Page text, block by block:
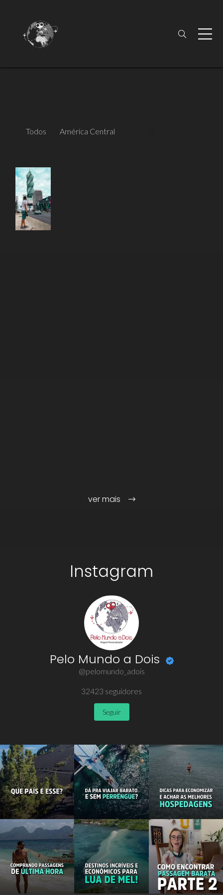
Todos América Central
ver mais
Instagram
Pelo Mundo a Dois
@pelomundo_adois
32423 seguidores
Seguir